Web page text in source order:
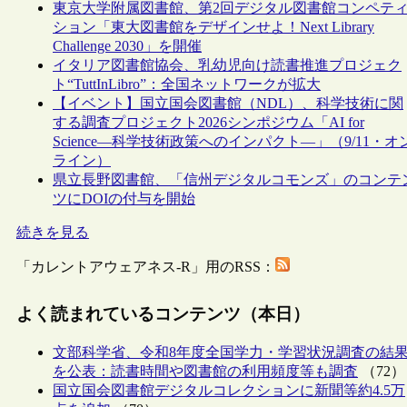
東京大学附属図書館、第2回デジタル図書館コンペティ
ション「東大図書館をデザインせよ！Next Library
Challenge 2030」を開催
イタリア図書館協会、乳幼児向け読書推進プロジェク
ト“TuttInLibro”：全国ネットワークが拡大
【イベント】国立国会図書館（NDL）、科学技術に関
する調査プロジェクト2026シンポジウム「AI for
Science―科学技術政策へのインパクト―」（9/11・オ
ライン）
県立長野図書館、「信州デジタルコモンズ」のコンテ
ツにDOIの付与を開始
続きを見る
「カレントアウェアネス-R」用のRSS：
よく読まれているコンテンツ（本日）
文部科学省、令和8年度全国学力・学習状況調査の結
を公表：読書時間や図書館の利用頻度等も調査 （72）
国立国会図書館デジタルコレクションに新聞等約4.5万